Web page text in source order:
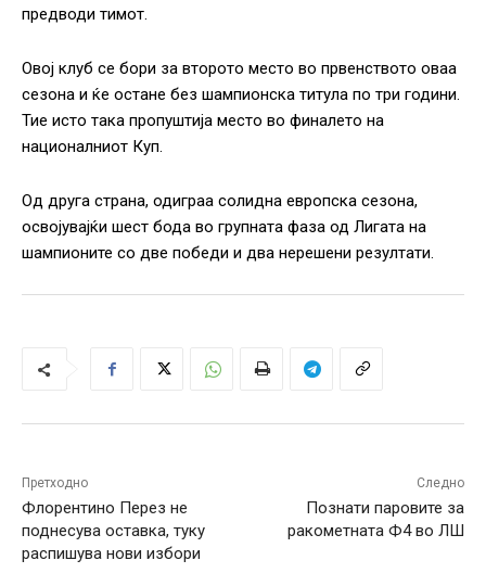
предводи тимот.
Овој клуб се бори за второто место во првенството оваа
сезона и ќе остане без шампионска титула по три години.
Тие исто така пропуштија место во финалето на
националниот Куп.
Од друга страна, одиграа солидна европска сезона,
освојувајќи шест бода во групната фаза од Лигата на
шампионите со две победи и два нерешени резултати.
Претходно
Флорентино Перез не
поднесува оставка, туку
распишува нови избори
Следно
Познати паровите за
ракометната Ф4 во ЛШ